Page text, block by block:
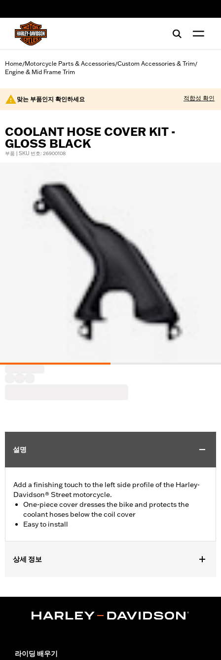
Home/Motorcycle Parts & Accessories/Custom Accessories & Trim/
Engine & Mid Frame Trim
맞는 부품인지 확인하세요 적합성 확인
COOLANT HOSE COVER KIT -
GLOSS BLACK
부품 | SKU 번호: 26900108
설명
Add a finishing touch to the left side profile of the Harley-
Davidson® Street motorcycle.
One-piece cover dresses the bike and protects the
coolant hoses below the coil cover
Easy to install
상세 정보
In the Box: All necessary mounting hardware
라이딩 배우기